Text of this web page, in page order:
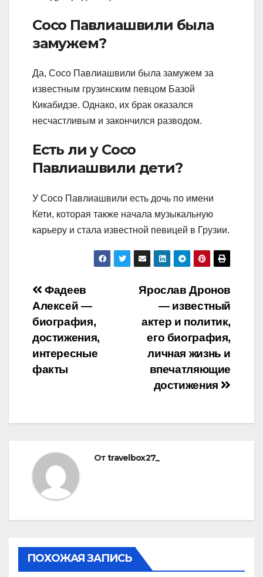
Сосо Павлиашвили была
замужем?
Да, Сосо Павлиашвили была замужем за
известным грузинским певцом Базой
Кикабидзе. Однако, их брак оказался
несчастливым и закончился разводом.
Есть ли у Сосо
Павлиашвили дети?
У Сосо Павлиашвили есть дочь по имени
Кети, которая также начала музыкальную
карьеру и стала известной певицей в Грузии.
Навигация
по
записям
Ярослав Дронов
— известный
актер и политик,
его биография,
личная жизнь и
впечатляющие
достижения
Фадеев
Алексей —
биография,
достижения,
интересные
факты
Отtravelbox27_
ПОХОЖАЯ ЗАПИСЬ